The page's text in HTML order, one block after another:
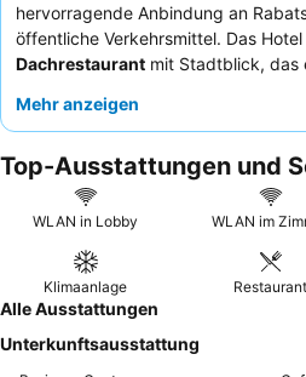
hervorragende Anbindung an
öffentliche Verkehrsmittel. Das
Dachrestaurant mit Stadtblick, das
Rezeptionsteam
abseits der Straße anzufragen.
Mehr anzeigen
Top-Ausstattungen und
WLAN in Lobby WLAN im
Klimaanlage Restaurant
Alle Ausstattungen
Unterkunftsausstattung